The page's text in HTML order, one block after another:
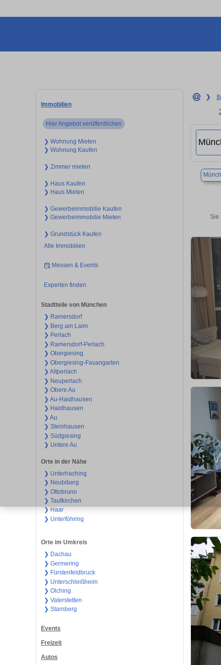
Immobilien
Hier Angebot veröffentlichen
❯ Wohnung Mieten
❯ Wohnung Kaufen
❯ Zimmer mieten
❯ Haus Kaufen
❯ Haus Mieten
❯ Gewerbeimmobilie Kaufen
❯ Gewerbeimmobilie Mieten
❯ Grundstück Kaufen
Alle Immobilien
Messen & Events
Experten finden
Stadtteile von München
❯ Ramersdorf
❯ Berg am Laim
❯ Perlach
❯ Ramersdorf-Perlach
❯ Obergiesing
❯ Obergiesing-Fasangarten
❯ Altperlach
❯ Neuperlach
❯ Obere Au
❯ Au-Haidhausen
❯ Haidhausen
❯ Au
❯ Steinhausen
❯ Südgiesing
❯ Untere Au
Orte in der Nähe
❯ Unterhaching
❯ Neubiberg
❯ Ottobrunn
❯ Taufkirchen
❯ Haar
❯ Unterföhring
Orte im Umkreis
❯ Dachau
❯ Germering
❯ Fürstenfeldbruck
❯ Unterschleißheim
❯ Olching
❯ Vaterstetten
❯ Starnberg
Events
Freizeit
Autos
❯
Sie